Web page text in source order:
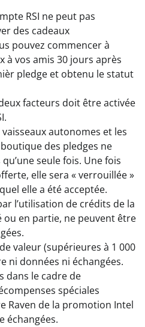
RSI ne peut pas
des cadeaux
pouvez commencer à
à vos amis 30 jours après
pledge et obtenu le statut
facteurs doit être activée
vaisseaux autonomes et les
des pledges ne
seule fois. Une fois
elle sera « verrouillée »
elle a été acceptée.
l’utilisation de crédits de la
en partie, ne peuvent être
valeur (supérieures à 1 000
ni données ni échangées.
dans le cadre de
spéciales
Raven de la promotion Intel
échangées.